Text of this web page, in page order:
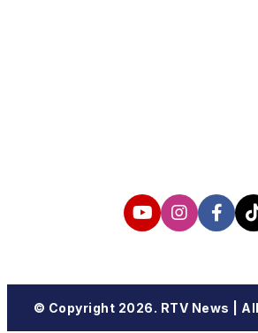
© Copyright 2026. RTV News |